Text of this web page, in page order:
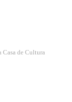
Casa de Cultura